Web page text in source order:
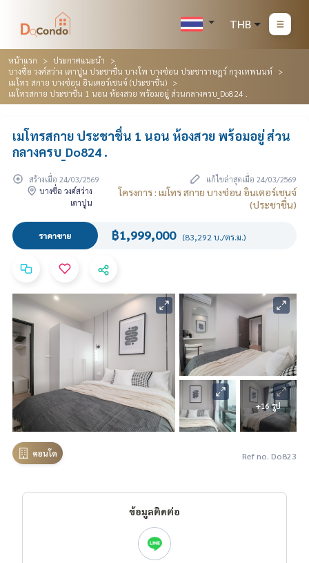
THB
หน้าแรก
ประกาศแนะนำ
บางซื่อ วงศ์สว่าง เตาปูน ประชาชื่น บางโพ บางซ่อน ประชาราษฎร์ กรุงเทพนนท์
เมโทร สกาย บางซ่อน อินเตอร์เชนจ์ (ประชาชื่น)
เมโทรสกาย ประชาชื่น 1 นอน ห้องสวย พร้อมอยู่ ส่วนกลางครบ_Do824 .
เมโทรสกาย ประชาชื่น 1 นอน ห้องสวย พร้อมอยู่ ส่วน
กลางครบ_Do824 .
สร้างเมื่อ 24/03/2569
แก้ไขล่าสุดเมื่อ 24/03/2569
บางซื่อ วงศ์สว่าง
เตาปูน
โครงการ : เมโทร สกาย บางซ่อน อินเตอร์เชนจ์
(ประชาชื่น)
ราคาขาย ฿1,999,000 (83,292 บ./ตร.ม.)
+16 รูป
คอนโด Ref no. Do823
ข้อมูลติดต่อ